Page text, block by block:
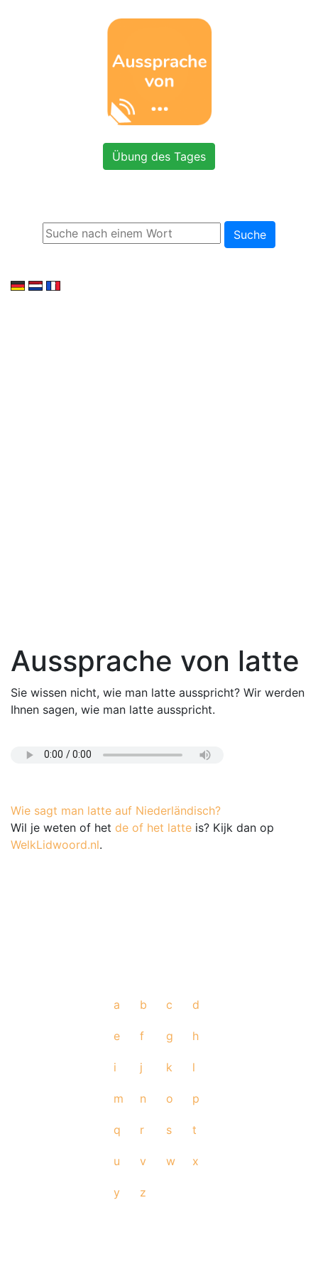
Übung des Tages
Suche
Aussprache von latte
Sie wissen nicht, wie man latte ausspricht? Wir werden
Ihnen sagen, wie man latte ausspricht.
Wie sagt man latte auf Niederländisch?
Wil je weten of het de of het latte is? Kijk dan op
WelkLidwoord.nl.
a b c d
e f g h
i j k l
m n o p
q r s t
u v w x
y z